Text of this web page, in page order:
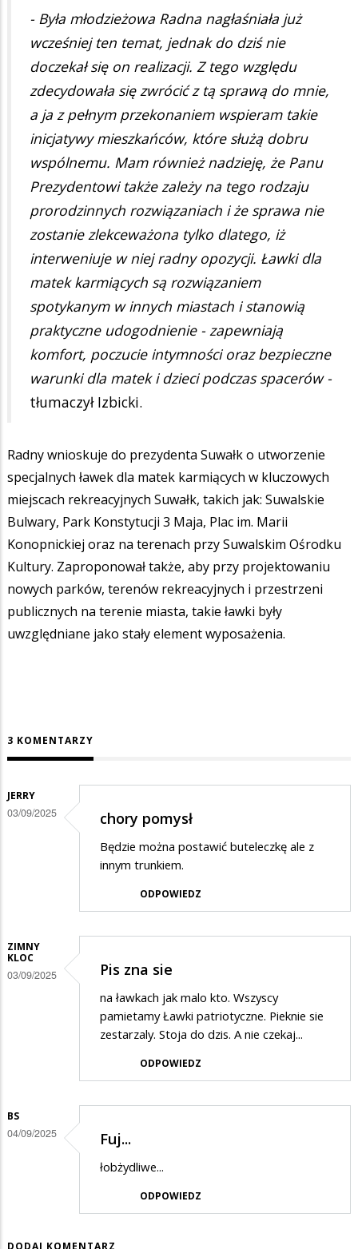
- Była młodzieżowa Radna nagłaśniała już
wcześniej ten temat, jednak do dziś nie
doczekał się on realizacji. Z tego względu
zdecydowała się zwrócić z tą sprawą do mnie,
a ja z pełnym przekonaniem wspieram takie
inicjatywy mieszkańców, które służą dobru
wspólnemu. Mam również nadzieję, że Panu
Prezydentowi także zależy na tego rodzaju
prorodzinnych rozwiązaniach i że sprawa nie
zostanie zlekceważona tylko dlatego, iż
interweniuje w niej radny opozycji. Ławki dla
matek karmiących są rozwiązaniem
spotykanym w innych miastach i stanowią
praktyczne udogodnienie - zapewniają
komfort, poczucie intymności oraz bezpieczne
warunki dla matek i dzieci podczas spacerów -
tłumaczył Izbicki.
Radny wnioskuje do prezydenta Suwałk o utworzenie
specjalnych ławek dla matek karmiących w kluczowych
miejscach rekreacyjnych Suwałk, takich jak: Suwalskie
Bulwary, Park Konstytucji 3 Maja, Plac im. Marii
Konopnickiej oraz na terenach przy Suwalskim Ośrodku
Kultury. Zaproponował także, aby przy projektowaniu
nowych parków, terenów rekreacyjnych i przestrzeni
publicznych na terenie miasta, takie ławki były
uwzględniane jako stały element wyposażenia.
3 KOMENTARZY
JERRY
03/09/2025 chory pomysł
Będzie można postawić buteleczkę ale z
innym trunkiem.
ODPOWIEDZ
ZIMNY
KLOC
03/09/2025 Pis zna sie
na ławkach jak malo kto. Wszyscy
pamietamy Ławki patriotyczne. Pieknie sie
zestarzaly. Stoja do dzis. A nie czekaj...
ODPOWIEDZ
BS
04/09/2025 Fuj...
łobżydliwe...
ODPOWIEDZ